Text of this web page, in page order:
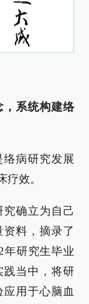
，系统构建络
病研究发展
效。
确立为自己
料，摘录了
年研究生毕业
践当中，将研
用于心脑血